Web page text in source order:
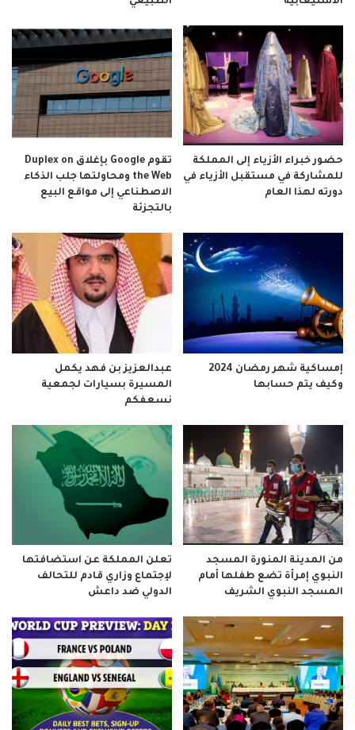
حضور خبراء الأزياء إلى المملكة
للمشاركة في مستقبل الأزياء في
دورته لهذا العام
تقوم Google بإغلاق Duplex on
the Web ومحاولتها جلب الذكاء
الاصطناعي إلى مواقع البيع
بالتجزئة
إمساكية شهر رمضان 2024
وكيف يتم حسابها
عبدالعزيز بن فهد يكمل
المسيرة بسيارات لجمعية
نسعفكم
من المدينة المنورة المسجد
النبوي إمرأة تضع طفلها أمام
المسجد النبوي الشريف
تعلن المملكة عن استضافتها
لإجتماع وزاري قادم للتحالف
الدولي ضد داعش